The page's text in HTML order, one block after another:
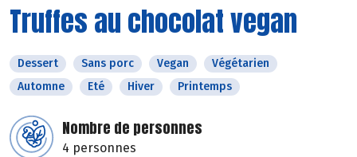
Truffes au chocolat vegan
Dessert Sans porc Vegan
Végétarien
Automne
Eté Hiver Printemps
Nombre de personnes
4 personnes